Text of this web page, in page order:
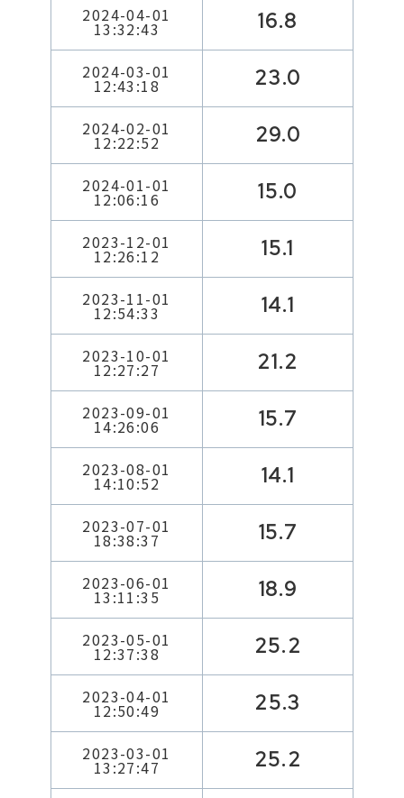
2024-04-01
13:32:43 16.8
2024-03-01
12:43:18 23.0
2024-02-01
12:22:52 29.0
2024-01-01
12:06:16 15.0
2023-12-01
12:26:12 15.1
2023-11-01
12:54:33 14.1
2023-10-01
12:27:27 21.2
2023-09-01
14:26:06 15.7
2023-08-01
14:10:52 14.1
2023-07-01
18:38:37 15.7
2023-06-01
13:11:35 18.9
2023-05-01
12:37:38 25.2
2023-04-01
12:50:49 25.3
2023-03-01
13:27:47 25.2